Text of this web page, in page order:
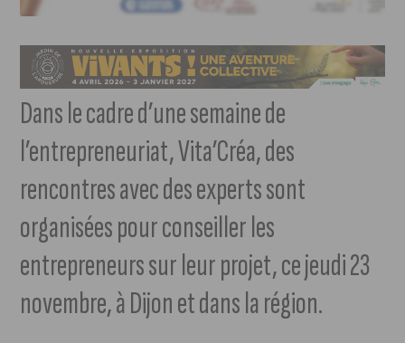
Dans le cadre d’une semaine de
l’entrepreneuriat, Vita’Créa, des
rencontres avec des experts sont
organisées pour conseiller les
entrepreneurs sur leur projet, ce jeudi 23
novembre, à Dijon et dans la région.